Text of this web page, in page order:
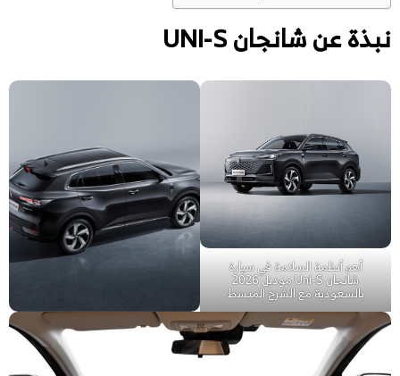
نبذة عن شانجان UNI-S
أهم أنظمة السلامة في سيارة
شانجان Uni-S موديل 2026
بالسعودية مع الشرح المبسط